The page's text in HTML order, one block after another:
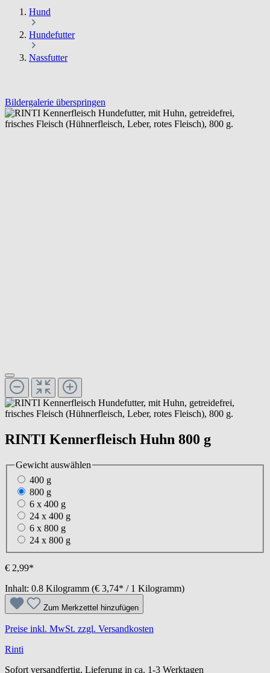
Hund
Hundefutter
Nassfutter
Bildergalerie überspringen
RINTI Kennerfleisch Huhn 800 g
Gewicht auswählen
400 g
800 g
6 x 400 g
24 x 400 g
6 x 800 g
24 x 800 g
€ 2,99*
Inhalt: 0.8 Kilogramm (€ 3,74* / 1 Kilogramm)
Zum Merkzettel hinzufügen
Preise inkl. MwSt. zzgl. Versandkosten
Rinti
Sofort versandfertig, Lieferung in ca. 1-3 Werktagen